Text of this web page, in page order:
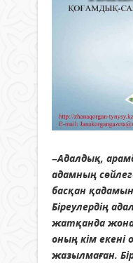
–Адалдық,
адамның
басқан
Біреулердің
жатқанда
оның кім
жазылмаған.